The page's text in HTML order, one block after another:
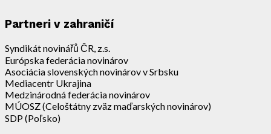
Partneri v zahraničí
Syndikát novinářů ČR, z.s.
Európska federácia novinárov
Asociácia slovenských novinárov v Srbsku
Mediacentr Ukrajina
Medzinárodná federácia novinárov
MÚOSZ (Celoštátny zväz maďarských novinárov)
SDP (Poľsko)